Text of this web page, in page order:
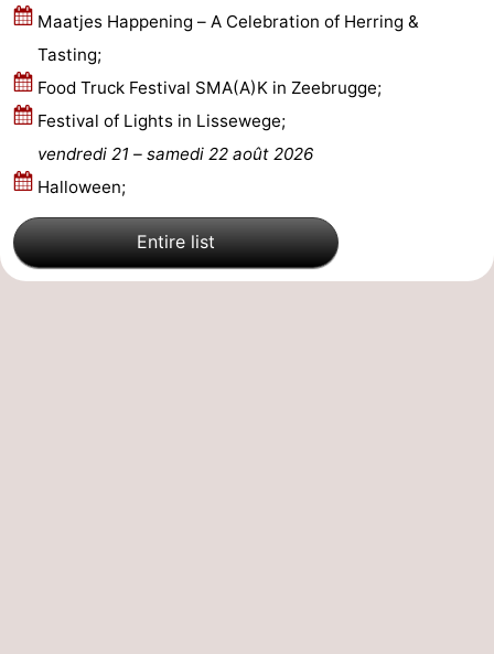
Westende
Météo
Contact
Maatjes Happening – A Celebration of Herring &
Tasting;
Food Truck Festival SMA(A)K in Zeebrugge;
Festival of Lights in Lissewege;
vendredi 21 – samedi 22 août 2026
Halloween;
Entire list